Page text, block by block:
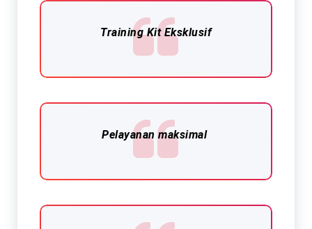
Training Kit Eksklusif​
Pelayanan maksimal